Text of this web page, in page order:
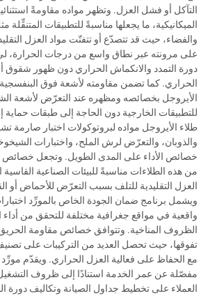
التآكل أو فشل العزل. وتظهر مواده مقاومةً استثنائيةً
الميكانيكية، ما يجعلها مناسبةً للتطبيقات
والفضاء، حيث قد تتصدّع أو تتفتّت مواد العزل
دورة التمدد والانكماش الحراري دون ظهور شقوق
الحراري. كما تضمن مقاومته لأشعة فوق
الأيروجل بخصائصه ومظهره عند التعرّض لأشعة
للتطبيقات الخارجية دون الحاجة إلى طبقات
طلاء الأيروجل مواده لبروتوكولات اختبار صارمة
والذوبان، والتعرّض لرش الملح، واختبارات
خصائص الأداء على المدى الطويل. وتجعل خصائص
من هذه الطلاءات مناسبةً للبيئات الصناعية
العزل التقليدية للتلف بسبب التعرّض للأحماض أو
ويشمل برنامج ضمان الجودة الخاص بالمورِّد
واقعية في مواقع جغرافية مختلفة للتحقق من أداء
الظروف المناخية. وتتوافق خصائص مقاومة الحريق
تفوقها، حيث تحصل العديد من التركيبات على
مع الحفاظ على فعالية العزل الحراري. ويقدّم مورِّد
مفصّلة عن عمر الخدمة استنادًا إلى ظروف
العملاء على تخطيط جداول الصيانة وتكاليف دورة